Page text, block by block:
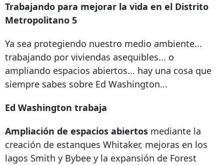
Trabajando para mejorar la vida en el Distrito
Metropolitano 5
Ya sea protegiendo nuestro medio ambiente...
trabajando por viviendas asequibles... o
ampliando espacios abiertos... hay una cosa que
siempre sabes sobre Ed Washington...
Ed Washington trabaja
Ampliación de espacios abiertos mediante la
creación de estanques Whitaker, mejoras en los
lagos Smith y Bybee y la expansión de Forest